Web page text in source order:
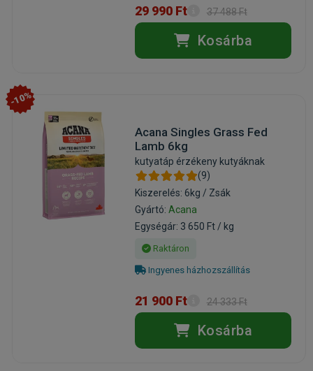
29 990 Ft 37 488 Ft
Kosárba
-10%
Acana Singles Grass Fed
Lamb 6kg
kutyatáp érzékeny kutyáknak
(9)
Kiszerelés: 6kg / Zsák
Gyártó: Acana
Egységár: 3 650 Ft / kg
Raktáron
Ingyenes házhozszállítás
21 900 Ft 24 333 Ft
Kosárba